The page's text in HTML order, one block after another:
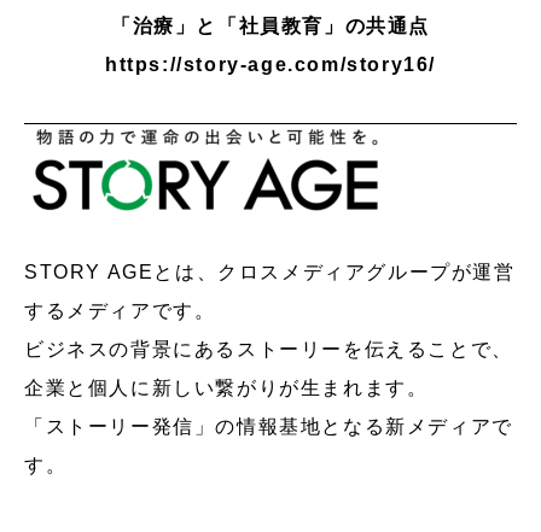
「治療」と「社員教育」の共通点
https://story-age.com/story16/
STORY AGEとは、クロスメディアグループが運営
するメディアです。
ビジネスの背景にあるストーリーを伝えることで、
企業と個人に新しい繋がりが生まれます。
「ストーリー発信」の情報基地となる新メディアで
す。